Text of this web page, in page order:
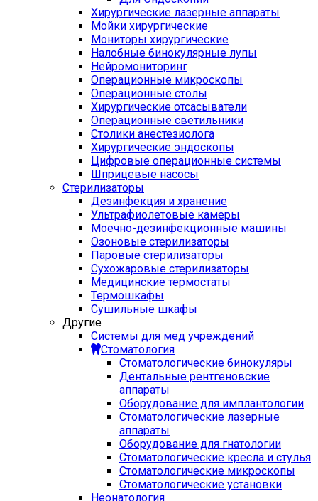
Хирургические лазерные аппараты
Мойки хирургические
Мониторы хирургические
Налобные бинокулярные лупы
Нейромониторинг
Операционные микроскопы
Операционные столы
Хирургические отсасыватели
Операционные светильники
Столики анестезиолога
Хирургические эндоскопы
Цифровые операционные системы
Шприцевые насосы
Стерилизаторы
Дезинфекция и хранение
Ультрафиолетовые камеры
Моечно-дезинфекционные машины
Озоновые стерилизаторы
Паровые стерилизаторы
Сухожаровые стерилизаторы
Медицинские термостаты
Термошкафы
Сушильные шкафы
Другие
Системы для мед учреждений
Стоматология
Стоматологические бинокуляры
Дентальные рентгеновские
аппараты
Оборудование для имплантологии
Стоматологические лазерные
аппараты
Оборудование для гнатологии
Стоматологические кресла и стулья
Стоматологические микроскопы
Стоматологические установки
Неонатология